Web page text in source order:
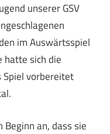
unserer GSV
im Auswärtsspiel
hatte sich die
Spiel vorbereitet
an, dass sie